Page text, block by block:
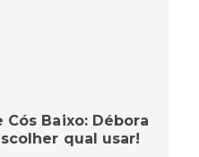
Cós Baixo: Débora
qual usar!